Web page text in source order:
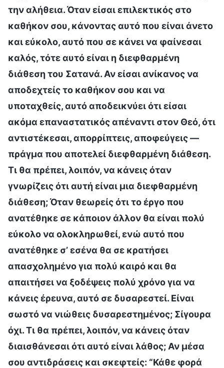
την αλήθεια. Όταν είσαι επιλεκτικός στο
καθήκον σου, κάνοντας αυτό που είναι άνετο
και εύκολο, αυτό που σε κάνει να φαίνεσαι
καλός, τότε αυτό είναι η διεφθαρμένη
διάθεση του Σατανά. Αν είσαι ανίκανος να
αποδεχτείς το καθήκον σου και να
υποταχθείς, αυτό αποδεικνύει ότι είσαι
ακόμα επαναστατικός απέναντι στον Θεό, ότι
αντιστέκεσαι, απορρίπτεις, αποφεύγεις —
πράγμα που αποτελεί διεφθαρμένη διάθεση.
Τι θα πρέπει, λοιπόν, να κάνεις όταν
γνωρίζεις ότι αυτή είναι μια διεφθαρμένη
διάθεση; Όταν θεωρείς ότι το έργο που
ανατέθηκε σε κάποιον άλλον θα είναι πολύ
εύκολο να ολοκληρωθεί, ενώ αυτό που
ανατέθηκε σ’ εσένα θα σε κρατήσει
απασχολημένο για πολύ καιρό και θα
απαιτήσει να ξοδέψεις πολύ χρόνο για να
κάνεις έρευνα, αυτό σε δυσαρεστεί. Είναι
σωστό να νιώθεις δυσαρεστημένος; Σίγουρα
όχι. Τι θα πρέπει, λοιπόν, να κάνεις όταν
διαισθάνεσαι ότι αυτό είναι λάθος; Αν μέσα
σου αντιδράσεις και σκεφτείς: “Κάθε φορά